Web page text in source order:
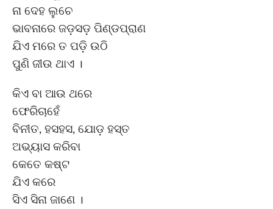
ନା ଦେହ ଲୁଚେ
ଭାବନାରେ ଜଡ଼ସଡ଼ ପିଣ୍ଡପ୍ରାଣ
ଯିଏ ମରେ ତ ପଡ଼ି ଉଠି
ପୁଣି ଜୀଉ ଥାଏ ।
କିଏ ବା ଆଉ ଥରେ
ଫେରିଚାହେଁ
ବିନୀତ, ହସହସ, ଯୋଡ଼ ହସ୍ତ
ଅଭ୍ୟାସ କରିବା
କେତେ କଷ୍ଟ
ଯିଏ କରେ
ସିଏ ସିନା ଜାଣେ ।